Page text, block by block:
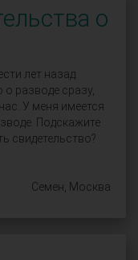
о
лет назад.
разводе сразу,
У меня имеется
Подскажите
свидетельство?
Семен, Москва